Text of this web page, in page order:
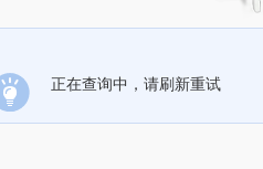
正在查询中，请刷新重试